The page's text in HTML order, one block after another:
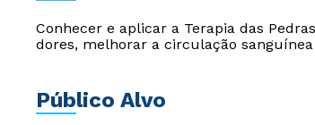
Conhecer e aplicar a Terapia das
dores, melhorar a circulação
Público Alvo